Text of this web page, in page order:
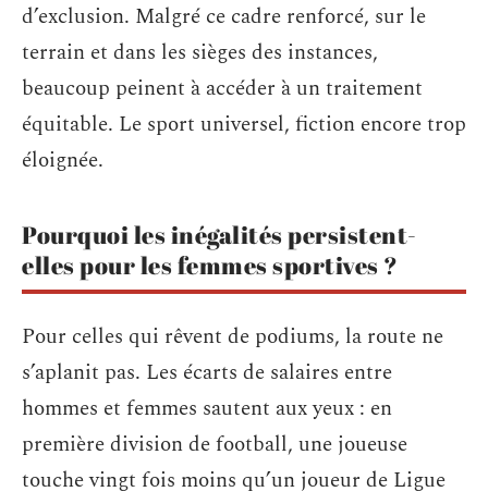
d’exclusion. Malgré ce cadre renforcé, sur le
terrain et dans les sièges des instances,
beaucoup peinent à accéder à un traitement
équitable. Le sport universel, fiction encore trop
éloignée.
Pourquoi les inégalités persistent-
elles pour les femmes sportives ?
Pour celles qui rêvent de podiums, la route ne
s’aplanit pas. Les écarts de salaires entre
hommes et femmes sautent aux yeux : en
première division de football, une joueuse
touche vingt fois moins qu’un joueur de Ligue